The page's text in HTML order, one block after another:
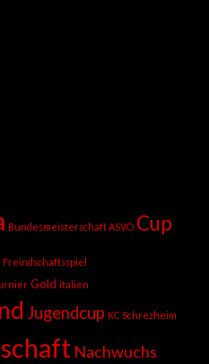
Bundesmeisterschaft ASVÖ Cup
Freindschaftsspiel
Gold italien
Jugendcup KC Schrezheim
Nachwuchs